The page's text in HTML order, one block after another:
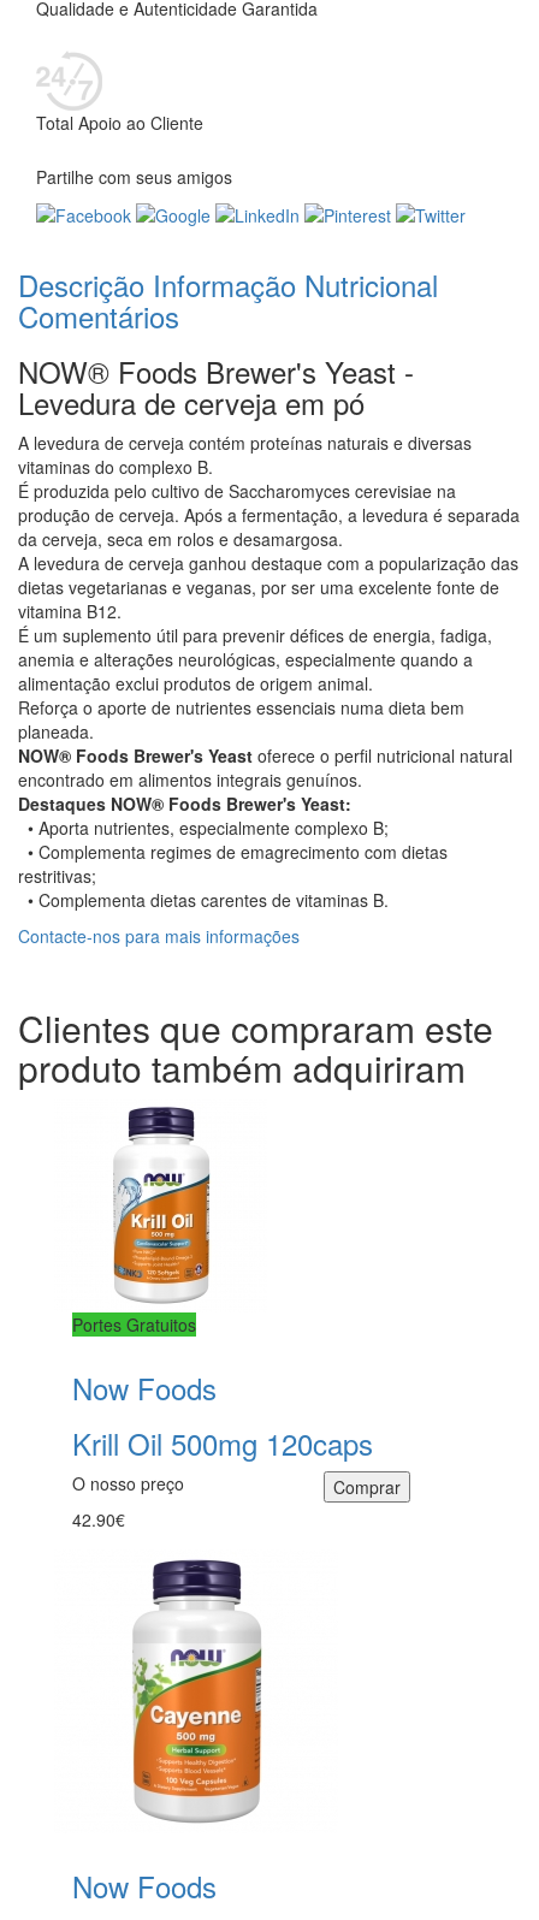
Qualidade e Autenticidade Garantida
Total Apoio ao Cliente
Partilhe com seus amigos
Descrição Informação Nutricional
Comentários
NOW® Foods Brewer's Yeast -
Levedura de cerveja em pó
A levedura de cerveja contém proteínas naturais e diversas
vitaminas do complexo B.
É produzida pelo cultivo de Saccharomyces cerevisiae na
produção de cerveja. Após a fermentação, a levedura é separada
da cerveja, seca em rolos e desamargosa.
A levedura de cerveja ganhou destaque com a popularização das
dietas vegetarianas e veganas, por ser uma excelente fonte de
vitamina B12.
É um suplemento útil para prevenir défices de energia, fadiga,
anemia e alterações neurológicas, especialmente quando a
alimentação exclui produtos de origem animal.
Reforça o aporte de nutrientes essenciais numa dieta bem
planeada.
NOW® Foods Brewer's Yeast oferece o perfil nutricional natural
encontrado em alimentos integrais genuínos.
Destaques NOW® Foods Brewer's Yeast:
• Aporta nutrientes, especialmente complexo B;
• Complementa regimes de emagrecimento com dietas
restritivas;
• Complementa dietas carentes de vitaminas B.
Contacte-nos para mais informações
Clientes que compraram este
produto também adquiriram
Portes Gratuitos
Now Foods
Krill Oil 500mg 120caps
O nosso preço
42.90€
Now Foods